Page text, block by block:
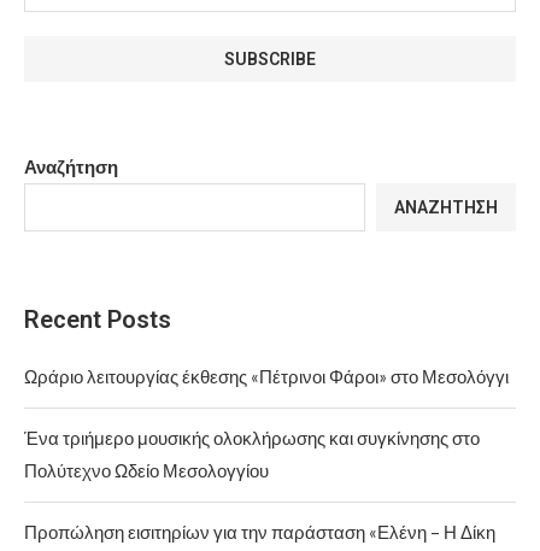
Αναζήτηση
ΑΝΑΖΉΤΗΣΗ
Recent Posts
Ωράριο λειτουργίας έκθεσης «Πέτρινοι Φάροι» στο Μεσολόγγι
Ένα τριήμερο μουσικής ολοκλήρωσης και συγκίνησης στο
Πολύτεχνο Ωδείο Μεσολογγίου
Προπώληση εισιτηρίων για την παράσταση «Ελένη – Η Δίκη